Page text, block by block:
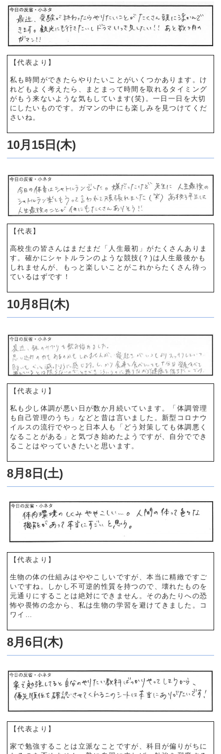
【代表より】
私も時間ができたらやりたいことがいくつかあります。け
れどもよく考えたら、まとまって時間を取れるタイミング
がもう来ないような気もしています(笑)。一日一日を大切
にしたいものです。ガマンの中にも楽しみを見つけてくだ
さいね。
10月15日(木)
【代表】
高校生の皆さんはまだまだ「人生最初」がたくさんありま
す。確かにシャトルランのような競技(？)は人生最後かも
しれませんが、もっと楽しいことがこれからたくさん待っ
ているはずです！
10月8日(木)
【代表より】
私も少し体調が悪い日が数か月続いています。「体調管理
も自己管理のうち」などと昔は言いました。新型コロナウ
イルスの流行でやっと日本人も「どう対策しても体調悪く
なることがある」と気づき始めたようですが、自分ででき
ることはやっていきたいと思います。
8月8日(土)
【代表より】
生物の体の仕組みはややこしいですが、本当に精緻ですご
いですね。しかし不可逆的性質を持つので、壊れたものを
元通りにすることは絶対にできません。そのあたりへの恐
怖や畏怖の念から、私は生物の学習を避けてきました。コ
ワイ…
8月6日(木)
【代表より】
家で勉強することは立派なことですが、科目が偏りがちに